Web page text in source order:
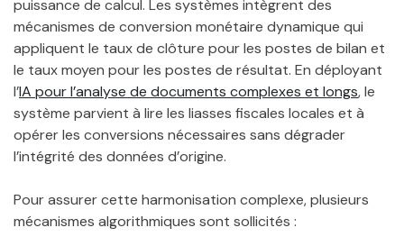
puissance de calcul. Les systèmes intègrent des
mécanismes de conversion monétaire dynamique qui
appliquent le taux de clôture pour les postes de bilan et
le taux moyen pour les postes de résultat. En déployant
l’IA pour l’analyse de documents complexes et longs, le
système parvient à lire les liasses fiscales locales et à
opérer les conversions nécessaires sans dégrader
l’intégrité des données d’origine.
Pour assurer cette harmonisation complexe, plusieurs
mécanismes algorithmiques sont sollicités :